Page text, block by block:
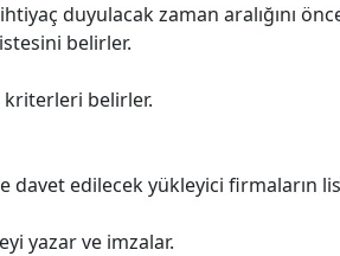
duyulacak zaman aralığını
belirler.
kriterleri belirler.
edilecek yükleyici firmaların
yazar ve imzalar.